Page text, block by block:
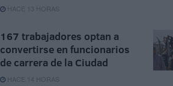
HACE 13 HORAS
167 trabajadores optan a
convertirse en funcionarios
de carrera de la Ciudad
HACE 14 HORAS